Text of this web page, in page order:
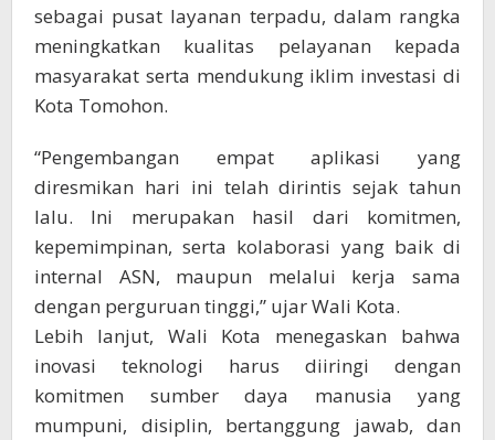
sebagai pusat layanan terpadu, dalam rangka
meningkatkan kualitas pelayanan kepada
masyarakat serta mendukung iklim investasi di
Kota Tomohon.
“Pengembangan empat aplikasi yang
diresmikan hari ini telah dirintis sejak tahun
lalu. Ini merupakan hasil dari komitmen,
kepemimpinan, serta kolaborasi yang baik di
internal ASN, maupun melalui kerja sama
dengan perguruan tinggi,” ujar Wali Kota.
Lebih lanjut, Wali Kota menegaskan bahwa
inovasi teknologi harus diiringi dengan
komitmen sumber daya manusia yang
mumpuni, disiplin, bertanggung jawab, dan